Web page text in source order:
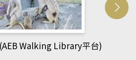
網管人(kono平台)